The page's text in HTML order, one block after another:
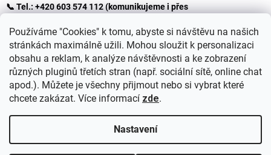
Používáme "Cookies" k tomu, abyste si návštěvu na našich
stránkách maximálně užili. Mohou sloužit k personalizaci
obsahu a reklam, k analýze návštěvnosti a ke zobrazení
různých pluginů třetích stran (např. sociální sítě, online chat
apod.). Můžete je všechny přijmout nebo si vybrat které
chcete zakázat. Více informací zde.
Nastavení
📞 Tel.: +420 603 574 112 (komunikujeme i přes
✉️ E-mail: info@ceskakoupelna.cz
Vytvořil Shoptet + plnenieshopu.cz